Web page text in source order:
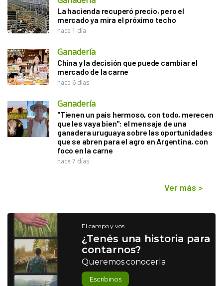
La hacienda recuperó precio, pero el
mercado ya mira el próximo techo
hace 1 día
Ganadería
China y la decisión que puede cambiar el
mercado de la carne
hace 6 días
Ganadería
"Tienen un país hermoso, con todo, merecen
que les vaya bien": el mensaje de una
ganadera uruguaya sobre las oportunidades
que se abren para el agro en Argentina, con
foco en la carne
hace 7 días
Ver más >
El campo y vos
¿Tenés una historia para
contarnos?
Queremos conocerla
Escribinos